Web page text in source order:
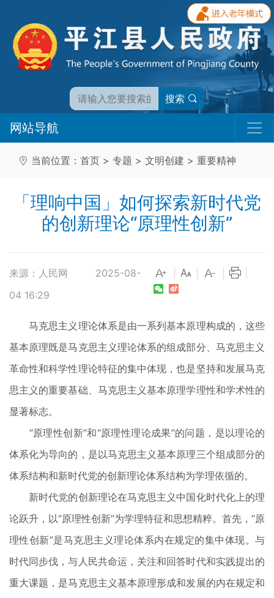
搜索
网站导航
当前位置： 首页 > 专题 > 文明创建 > 重要精神
「理响中国」如何探索新时代党
的创新理论“原理性创新”
来源：人民网
2025-08-
04 16:29
马克思主义理论体系是由一系列基本原理构成的，这些
基本原理既是马克思主义理论体系的组成部分、马克思主义
革命性和科学性理论特征的集中体现，也是坚持和发展马克
思主义的重要基础、马克思主义基本原理学理性和学术性的
显著标志。
“原理性创新”和“原理性理论成果”的问题，是以理论的
体系化为导向的，是以马克思主义基本原理三个组成部分的
体系结构和新时代党的创新理论体系结构为学理依循的。
新时代党的创新理论在马克思主义中国化时代化上的理
论跃升，以“原理性创新”为学理特征和思想精粹。首先，“原
理性创新”是马克思主义理论体系内在规定的集中体现。与
时代同步伐，与人民共命运，关注和回答时代和实践提出的
重大课题，是马克思主义基本原理形成和发展的内在规定和